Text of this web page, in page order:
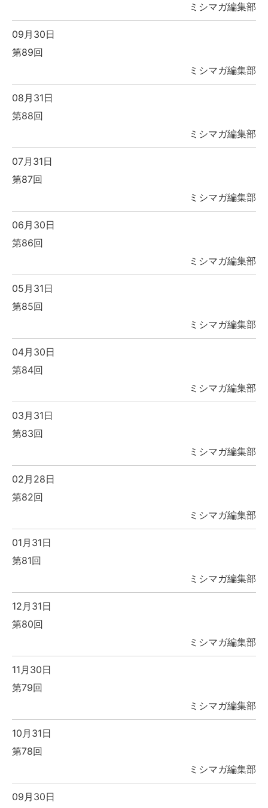
ミシマガ編集部
09月30日
第89回
ミシマガ編集部
08月31日
第88回
ミシマガ編集部
07月31日
第87回
ミシマガ編集部
06月30日
第86回
ミシマガ編集部
05月31日
第85回
ミシマガ編集部
04月30日
第84回
ミシマガ編集部
03月31日
第83回
ミシマガ編集部
02月28日
第82回
ミシマガ編集部
01月31日
第81回
ミシマガ編集部
12月31日
第80回
ミシマガ編集部
11月30日
第79回
ミシマガ編集部
10月31日
第78回
ミシマガ編集部
09月30日